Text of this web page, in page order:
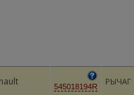
545018194R РЫЧАГ